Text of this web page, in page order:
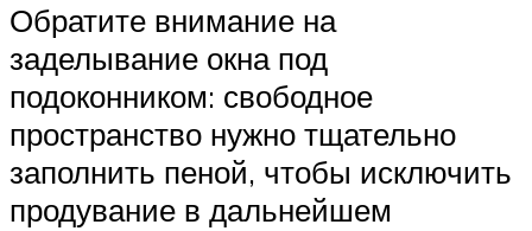
Обратите внимание на
заделывание окна под
подоконником: свободное
пространство нужно тщательно
заполнить пеной, чтобы исключить
продувание в дальнейшем